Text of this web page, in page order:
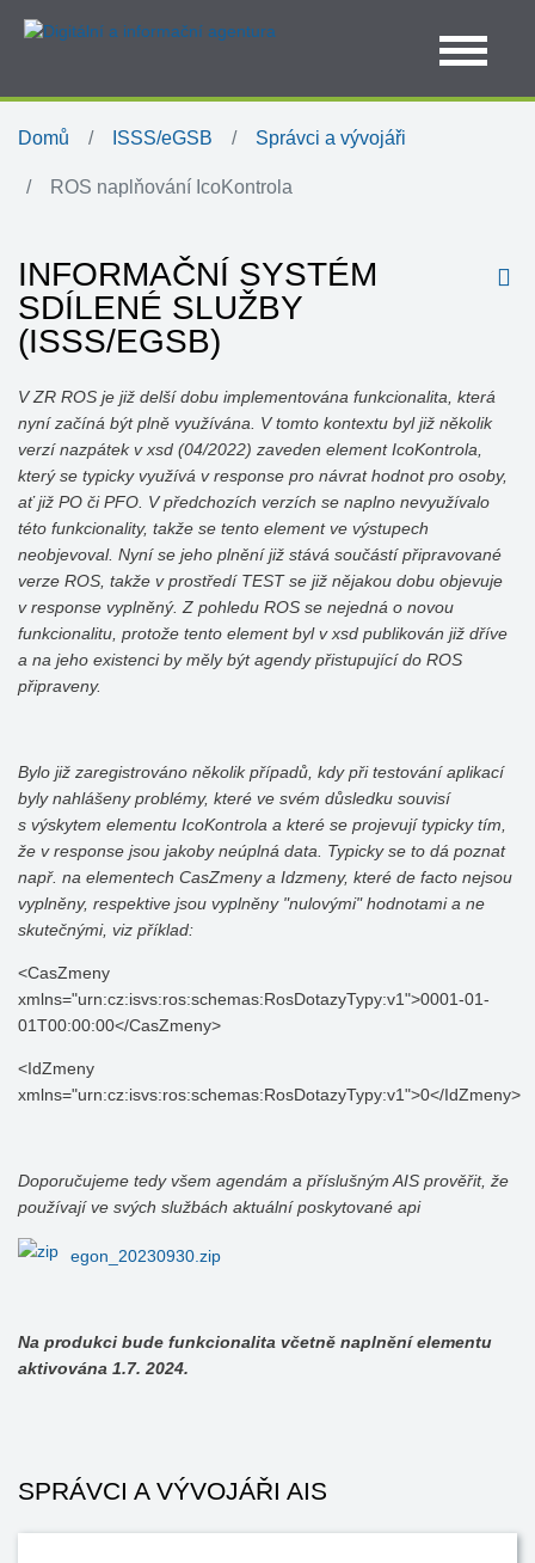
Domů ISSS/eGSB Správci a vývojáři
ROS naplňování IcoKontrola
INFORMAČNÍ SYSTÉM
SDÍLENÉ SLUŽBY
(ISSS/EGSB)
V ZR ROS je již delší dobu implementována funkcionalita, která
nyní začíná být plně využívána. V tomto kontextu byl již několik
verzí nazpátek v xsd (04/2022) zaveden element IcoKontrola,
který se typicky využívá v response pro návrat hodnot pro osoby,
ať již PO či PFO. V předchozích verzích se naplno nevyužívalo
této funkcionality, takže se tento element ve výstupech
neobjevoval. Nyní se jeho plnění již stává součástí připravované
verze ROS, takže v prostředí TEST se již nějakou dobu objevuje
v response vyplněný. Z pohledu ROS se nejedná o novou
funkcionalitu, protože tento element byl v xsd publikován již dříve
a na jeho existenci by měly být agendy přistupující do ROS
připraveny.
Bylo již zaregistrováno několik případů, kdy při testování aplikací
byly nahlášeny problémy, které ve svém důsledku souvisí
s výskytem elementu IcoKontrola a které se projevují typicky tím,
že v response jsou jakoby neúplná data. Typicky se to dá poznat
např. na elementech CasZmeny a Idzmeny, které de facto nejsou
vyplněny, respektive jsou vyplněny "nulovými" hodnotami a ne
skutečnými, viz příklad:
<CasZmeny
xmlns="urn:cz:isvs:ros:schemas:RosDotazyTypy:v1">0001-01-
01T00:00:00</CasZmeny>
<IdZmeny
xmlns="urn:cz:isvs:ros:schemas:RosDotazyTypy:v1">0</IdZmeny>
Doporučujeme tedy všem agendám a příslušným AIS prověřit, že
používají ve svých službách aktuální poskytované api
egon_20230930.zip
Na produkci bude funkcionalita včetně naplnění elementu
aktivována 1.7. 2024.
SPRÁVCI A VÝVOJÁŘI AIS